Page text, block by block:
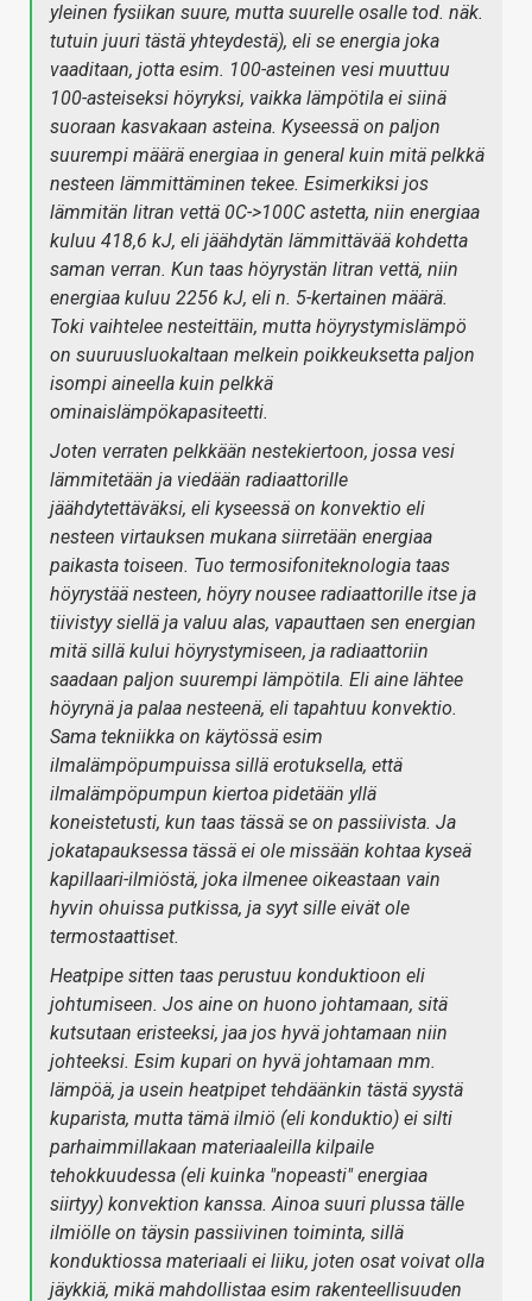
yleinen fysiikan suure, mutta suurelle osalle tod. näk.
tutuin juuri tästä yhteydestä), eli se energia joka
vaaditaan, jotta esim. 100-asteinen vesi muuttuu
100-asteiseksi höyryksi, vaikka lämpötila ei siinä
suoraan kasvakaan asteina. Kyseessä on paljon
suurempi määrä energiaa in general kuin mitä pelkkä
nesteen lämmittäminen tekee. Esimerkiksi jos
lämmitän litran vettä 0C->100C astetta, niin energiaa
kuluu 418,6 kJ, eli jäähdytän lämmittävää kohdetta
saman verran. Kun taas höyrystän litran vettä, niin
energiaa kuluu 2256 kJ, eli n. 5-kertainen määrä.
Toki vaihtelee nesteittäin, mutta höyrystymislämpö
on suuruusluokaltaan melkein poikkeuksetta paljon
isompi aineella kuin pelkkä
ominaislämpökapasiteetti.
Joten verraten pelkkään nestekiertoon, jossa vesi
lämmitetään ja viedään radiaattorille
jäähdytettäväksi, eli kyseessä on konvektio eli
nesteen virtauksen mukana siirretään energiaa
paikasta toiseen. Tuo termosifoniteknologia taas
höyrystää nesteen, höyry nousee radiaattorille itse ja
tiivistyy siellä ja valuu alas, vapauttaen sen energian
mitä sillä kului höyrystymiseen, ja radiaattoriin
saadaan paljon suurempi lämpötila. Eli aine lähtee
höyrynä ja palaa nesteenä, eli tapahtuu konvektio.
Sama tekniikka on käytössä esim
ilmalämpöpumpuissa sillä erotuksella, että
ilmalämpöpumpun kiertoa pidetään yllä
koneistetusti, kun taas tässä se on passiivista. Ja
jokatapauksessa tässä ei ole missään kohtaa kyseä
kapillaari-ilmiöstä, joka ilmenee oikeastaan vain
hyvin ohuissa putkissa, ja syyt sille eivät ole
termostaattiset.
Heatpipe sitten taas perustuu konduktioon eli
johtumiseen. Jos aine on huono johtamaan, sitä
kutsutaan eristeeksi, jaa jos hyvä johtamaan niin
johteeksi. Esim kupari on hyvä johtamaan mm.
lämpöä, ja usein heatpipet tehdäänkin tästä syystä
kuparista, mutta tämä ilmiö (eli konduktio) ei silti
parhaimmillakaan materiaaleilla kilpaile
tehokkuudessa (eli kuinka "nopeasti" energiaa
siirtyy) konvektion kanssa. Ainoa suuri plussa tälle
ilmiölle on täysin passiivinen toiminta, sillä
konduktiossa materiaali ei liiku, joten osat voivat olla
jäykkiä, mikä mahdollistaa esim rakenteellisuuden